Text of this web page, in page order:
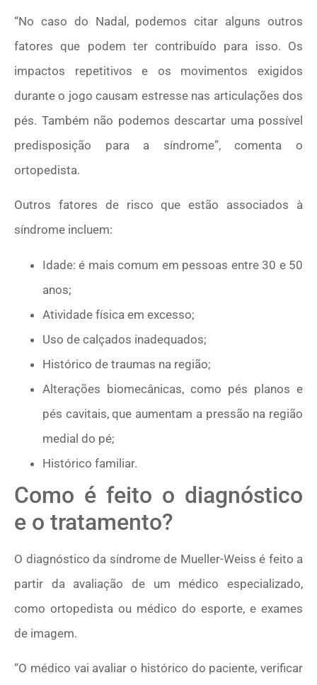
“No caso do Nadal, podemos citar alguns outros
fatores que podem ter contribuído para isso. Os
impactos repetitivos e os movimentos exigidos
durante o jogo causam estresse nas articulações dos
pés. Também não podemos descartar uma possível
predisposição para a síndrome”, comenta o
ortopedista.
Outros fatores de risco que estão associados à
síndrome incluem:
Idade: é mais comum em pessoas entre 30 e 50
anos;
Atividade física em excesso;
Uso de calçados inadequados;
Histórico de traumas na região;
Alterações biomecânicas, como pés planos e
pés cavitais, que aumentam a pressão na região
medial do pé;
Histórico familiar.
Como é feito o diagnóstico
e o tratamento?
O diagnóstico da síndrome de Mueller-Weiss é feito a
partir da avaliação de um médico especializado,
como ortopedista ou médico do esporte, e exames
de imagem.
“O médico vai avaliar o histórico do paciente, verificar